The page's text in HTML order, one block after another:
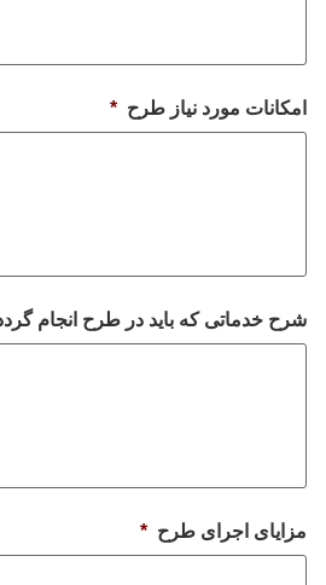
امکانات مورد نیاز طرح *
شرح خدماتی که باید در طرح انجام
مزایای اجرای طرح *